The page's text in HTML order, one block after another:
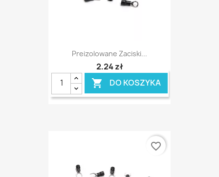
Preizolowane Zaciski...
2,24 zł
 DO KOSZYKA
favorite_border